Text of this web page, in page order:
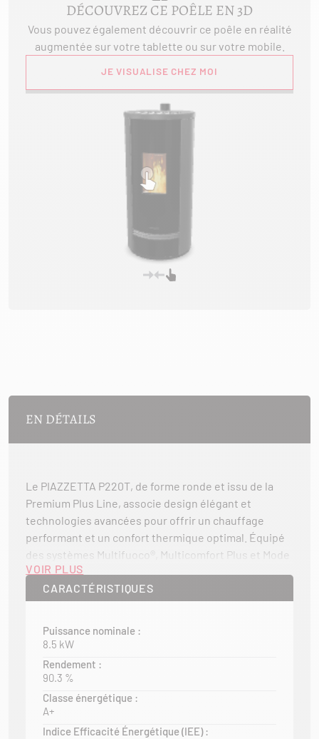
DÉCOUVREZ CE POÊLE EN 3D
Vous pouvez également découvrir ce poêle en réalité
augmentée sur votre tablette ou sur votre mobile.
JE VISUALISE CHEZ MOI
EN DÉTAILS
Le PIAZZETTA P220T, de forme ronde et issu de la
Premium Plus Line, associe design élégant et
technologies avancées pour offrir un chauffage
performant et un confort thermique optimal. Équipé
des systèmes Multifuoco®, Multicomfort Plus et Mode
Silence, il garantit une diffusion homogène de la
chaleur et un fonctionnement discret au quotidien.
pour faciliter son utilisation : plateau supérieur
coulissant pour le chargement des granulés, capteur
de niveau du réservoir, nettoyage automatique du
brasero, convoyeur de cendres et Pellet Quality
System pour optimiser la combustion. Connecté, il
intègre le Wi-Fi et le Bluetooth de série, ainsi qu’une
VOIR PLUS
CARACTÉRISTIQUES
Puissance nominale :
8.5 kW
Rendement :
90.3 %
Classe énergétique :
A+
Indice Efficacité Énergétique (IEE) :